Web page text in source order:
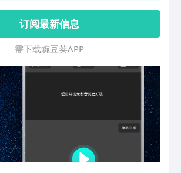
白、音乐录制、电台播音，轻松一键录制
发布。（快速匹配、说不同人生）匹配不
同的人说你们两个不同的人生，在匹配中
你会匹配到、男的、女的、会唱歌的、会
beatbox的、会声音模仿的和匹配到来自
全国各地不同的声音。（个性匹配、听不
同声音）个性匹配，匹配爱好相符的人语
音，在里面你可以指定选择、唱歌、
beatbox、萝莉音、御姐音、说唱、播音
腔各个地方的方言等一起语音。（支持原
创、作不同作品）有创造力、有想象力、
订阅最新信息
需 下 载 豌 豆 荚 A P P